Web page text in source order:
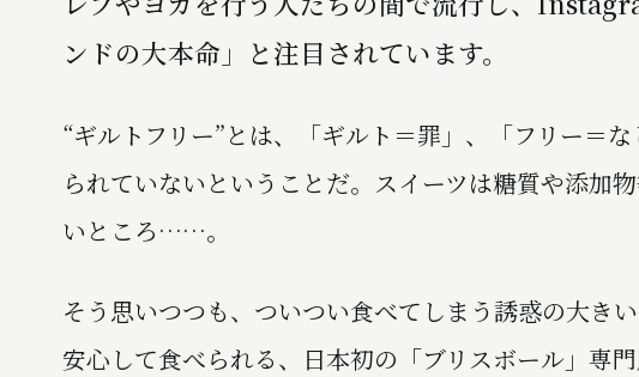
ンドの大本命」と注目されています。
“ギルトフリー”とは、「ギルト＝罪」、「フリー＝
られていないということだ。スイーツは糖質や添加
いところ……。
そう思いつつも、ついつい食べてしまう誘惑の大き
安心して食べられる、日本初の「ブリスボール」専